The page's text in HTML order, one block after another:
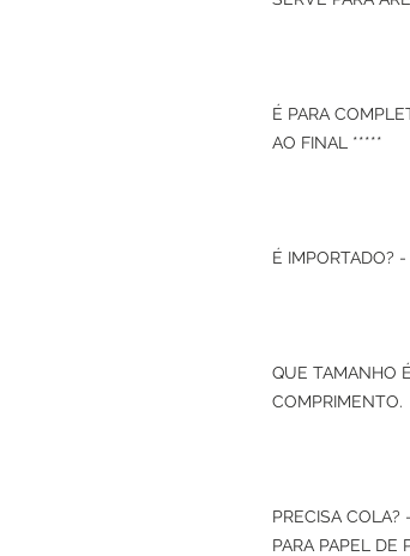
É PARA
AO FINAL *****
É IMPORTADO?
QUE TAMANHO
COMPRIMENTO.
PRECISA
PARA PAPEL DE